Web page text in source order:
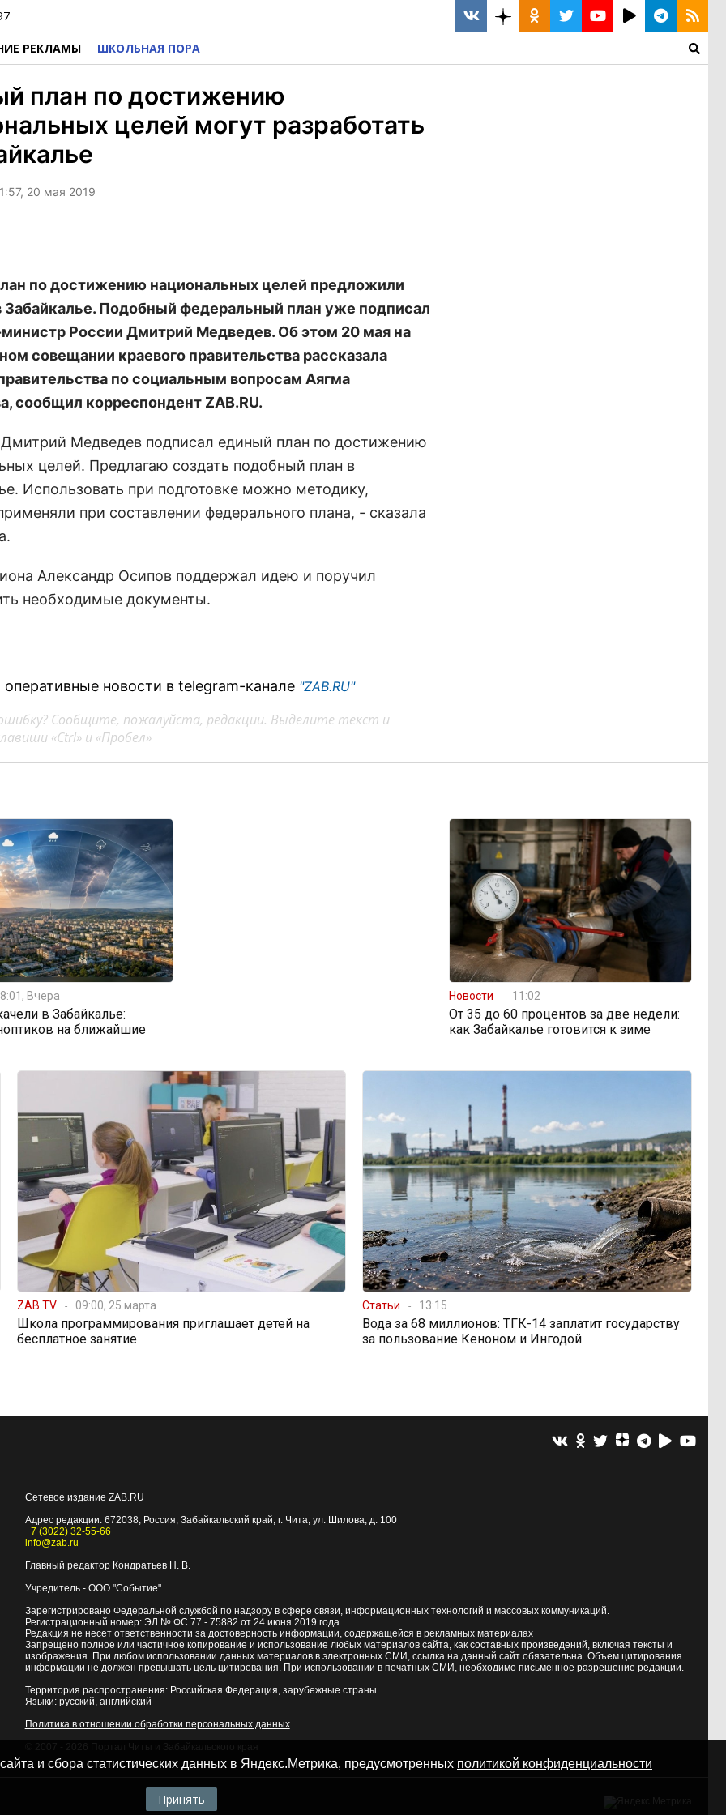
РЕКЛАМЫ ШКОЛЬНАЯ ПОРА
план по достижению
целей могут разработать
20 мая 2019
по достижению национальных целей предложили
Забайкалье. Подобный федеральный план уже подписал
России Дмитрий Медведев. Об этом 20 мая на
совещании краевого правительства рассказала
по социальным вопросам Аягма
сообщил корреспондент ZAB.RU.
Медведев подписал единый план по достижению
целей. Предлагаю создать подобный план в
Использовать при подготовке можно методику,
при составлении федерального плана, - сказала
Александр Осипов поддержал идею и поручил
необходимые документы.
новости в telegram-канале "ZAB.RU"
Сообщите, пожалуйста, редакции. Выделите текст и
«Ctrl» и «Пробел»
Вчера
в Забайкалье:
на ближайшие
Новости 11:02
От 35 до 60 процентов за две недели:
как Забайкалье готовится к зиме
ZAB.TV 09:00, 25 марта
Школа программирования приглашает детей на
бесплатное занятие
Статьи 13:15
Вода за 68 миллионов: ТГК-14 заплатит государству
за пользование Кеноном и Ингодой
Сетевое издание ZAB.RU
Адрес редакции: 672038, Россия, Забайкальский край, г. Чита, ул. Шилова, д. 100
+7 (3022) 32-55-66
info@zab.ru
Главный редактор Кондратьев Н. В.
Учредитель - ООО "Событие"
Зарегистрировано Федеральной службой по надзору в сфере связи, информационных технологий и массовых коммуникаций.
Регистрационный номер: ЭЛ № ФС 77 - 75882 от 24 июня 2019 года
Редакция не несет ответственности за достоверность информации, содержащейся в рекламных материалах
Запрещено полное или частичное копирование и использование любых материалов сайта, как составных произведений, включая тексты и
изображения. При любом использовании данных материалов в электронных СМИ, ссылка на данный сайт обязательна. Объем цитирования
информации не должен превышать цель цитирования. При использовании в печатных СМИ, необходимо письменное разрешение редакции.
Территория распространения: Российская Федерация, зарубежные страны
Языки: русский, английский
Политика в отношении обработки персональных данных
и сбора статистических данных в Яндекс.Метрика, предусмотренных политикой конфиденциальности
Принять